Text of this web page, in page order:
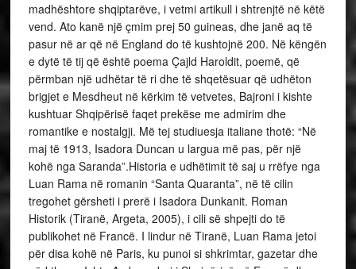
madhështore shqiptarëve, i vetmi artikull i shtrenjtë në këtë
vend. Ato kanë një çmim prej 50 guineas, dhe janë aq të
pasur në ar që në England do të kushtojnë 200. Në këngën
e dytë të tij që është poema Çajld Haroldit, poemë, që
përmban një udhëtar të ri dhe të shqetësuar që udhëton
brigjet e Mesdheut në kërkim të vetvetes, Bajroni i kishte
kushtuar Shqipërisë faqet prekëse me admirim dhe
romantike e nostalgji. Më tej studiuesja italiane thotë: “Në
maj të 1913, Isadora Duncan u largua më pas, për një
kohë nga Saranda”.Historia e udhëtimit të saj u rrëfye nga
Luan Rama në romanin “Santa Quaranta”, në të cilin
tregohet gërsheti i prerë i Isadora Dunkanit. Roman
Historik (Tiranë, Argeta, 2005), i cili së shpejti do të
publikohet në Francë. I lindur në Tiranë, Luan Rama jetoi
për disa kohë në Paris, ku punoi si shkrimtar, gazetar dhe